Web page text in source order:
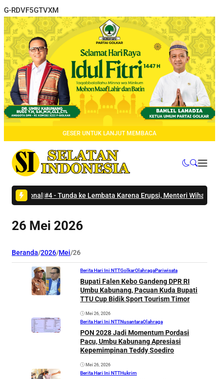
G-RDVF5GTVXM
GESER UNTUK LANJUT MEMBACA
|#4 -Tunda ke Lembata Karena Erupsi, Menteri Wihaji
26 Mei 2026
Beranda/2026/Mei/26
Berita Hari Ini NTTGolkarOlahragaPariwisata
Bupati Falen Kebo Gandeng DPR RI
Umbu Kabunang, Pacuan Kuda Bupati
TTU Cup Bidik Sport Tourism Timor
Mei 26, 2026
Berita Hari Ini NTTNusantaraOlahraga
PON 2028 Jadi Momentum Pordasi
Pacu, Umbu Kabunang Apresiasi
Kepemimpinan Teddy Soediro
Mei 26, 2026
Berita Hari Ini NTTHukrim